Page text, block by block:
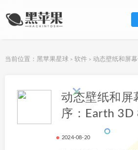
当前位置： 黑苹果星球 > 软件 > 动态壁纸和屏幕
动态壁纸和屏
序：Earth 3D
2024-08-20